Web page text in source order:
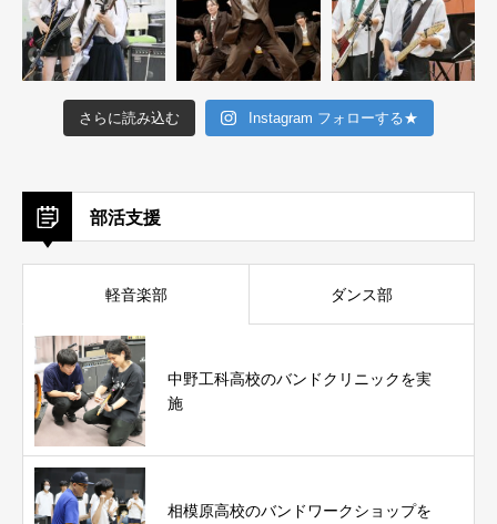
さらに読み込む Instagram フォローする★
部活支援
軽音楽部 ダンス部
中野工科高校のバンドクリニックを実
施
相模原高校のバンドワークショップを